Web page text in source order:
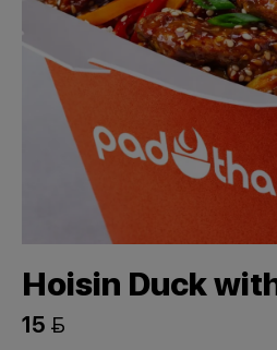
Hoisin Duck
15 